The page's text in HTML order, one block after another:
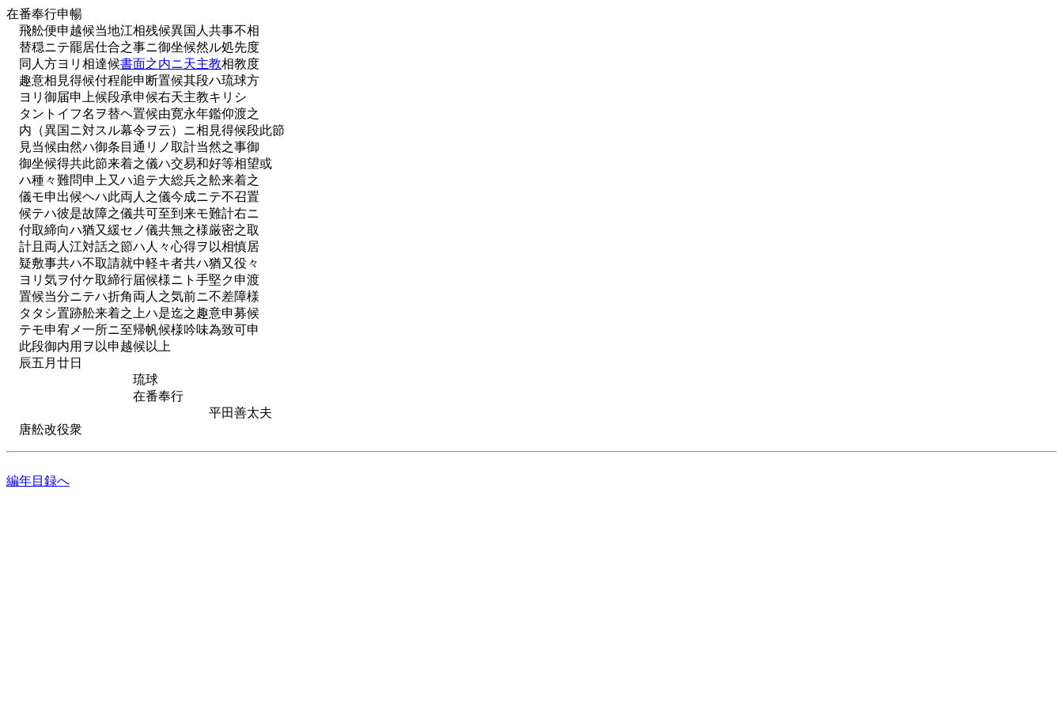
在番奉行申暢
飛舩便申越候当地江相残候異国人共事不相
替穏ニテ罷居仕合之事ニ御坐候然ル処先度
同人方ヨリ相達候書面之内ニ天主教相教度
趣意相見得候付程能申断置候其段ハ琉球方
ヨリ御届申上候段承申候右天主教キリシ
タントイフ名ヲ替ヘ置候由寛永年鑑仰渡之
内（異国ニ対スル幕令ヲ云）ニ相見得候段此節
見当候由然ハ御条目通リノ取計当然之事御
御坐候得共此節来着之儀ハ交易和好等相望或
ハ種々難問申上又ハ追テ大総兵之舩来着之
儀モ申出候ヘハ此両人之儀今成ニテ不召置
候テハ彼是故障之儀共可至到来モ難計右ニ
付取締向ハ猶又緩セノ儀共無之様厳密之取
計且両人江対話之節ハ人々心得ヲ以相慎居
疑敷事共ハ不取請就中軽キ者共ハ猶又役々
ヨリ気ヲ付ケ取締行届候様ニト手堅ク申渡
置候当分ニテハ折角両人之気前ニ不差障様
タタシ置跡舩来着之上ハ是迄之趣意申募候
テモ申宥メ一所ニ至帰帆候様吟味為致可申
此段御内用ヲ以申越候以上
辰五月廿日
琉球
在番奉行
平田善太夫
唐舩改役衆
編年目録へ